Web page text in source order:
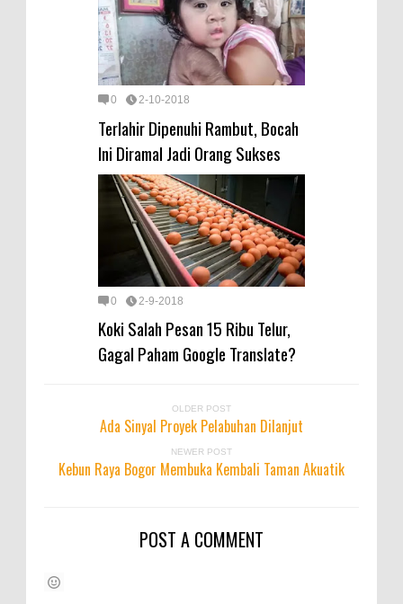
0 2-10-2018
Terlahir Dipenuhi Rambut, Bocah
Ini Diramal Jadi Orang Sukses
0 2-9-2018
Koki Salah Pesan 15 Ribu Telur,
Gagal Paham Google Translate?
OLDER POST
Ada Sinyal Proyek Pelabuhan Dilanjut
NEWER POST
Kebun Raya Bogor Membuka Kembali Taman Akuatik
POST A COMMENT